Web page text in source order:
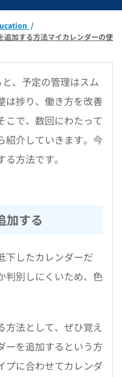
加する方法マイカレンダーの使
、予定の管理はスム
は捗り、働き方を改善
こで、数回にわたって
紹介していきます。今
方法です。
加する
下したカレンダーだ
判別しにくいため、色
方法として、ぜひ覚え
ーを追加するという方
プに合わせてカレンダ